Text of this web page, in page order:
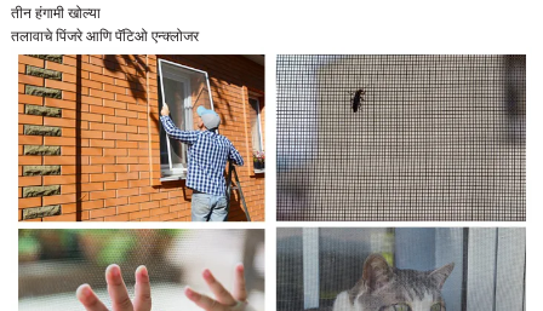
तीन हंगामी खोल्या
तलावाचे पिंजरे आणि पॅटिओ एन्क्लोजर